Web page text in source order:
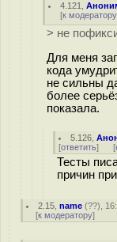
4.121 ,
[к модератору
> не
Для меня
кода
не сильны
более
показала.
5.126 ,
[ответить] [
Тесты
причин
2.15 ,name (??),
[к модератору]